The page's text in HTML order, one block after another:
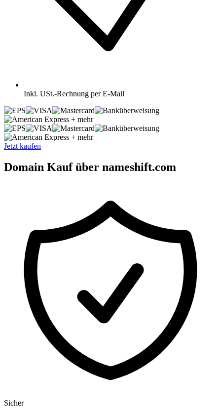
Inkl. USt.-Rechnung per E-Mail
+ mehr
+ mehr
Jetzt kaufen
Domain Kauf über nameshift.com
Sicher